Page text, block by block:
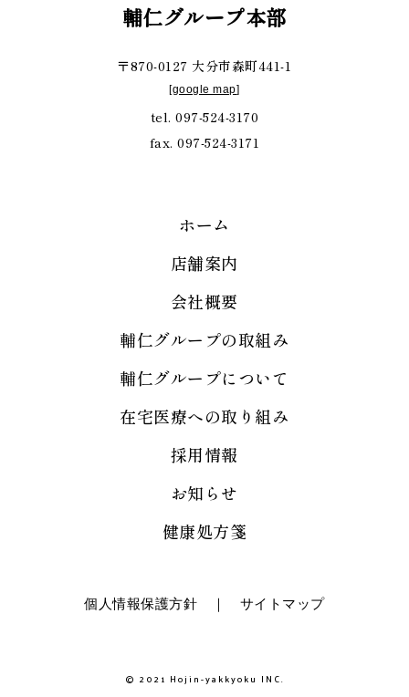
輔仁グループ本部
〒870-0127 大分市森町441-1
[google map]
tel. 097-524-3170
fax. 097-524-3171
ホーム
店舗案内
会社概要
輔仁グループの取組み
輔仁グループについて
在宅医療への取り組み
採用情報
お知らせ
健康処方箋
個人情報保護方針 ｜ サイトマップ
© 2021 Hojin-yakkyoku INC.